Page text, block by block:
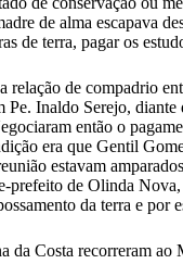
de alma escapava
de terra, pagar os
de compadrio
Inaldo Serejo,
então o
era que Gentil
estavam
de Olinda
da terra e por
Costa recorreram ao